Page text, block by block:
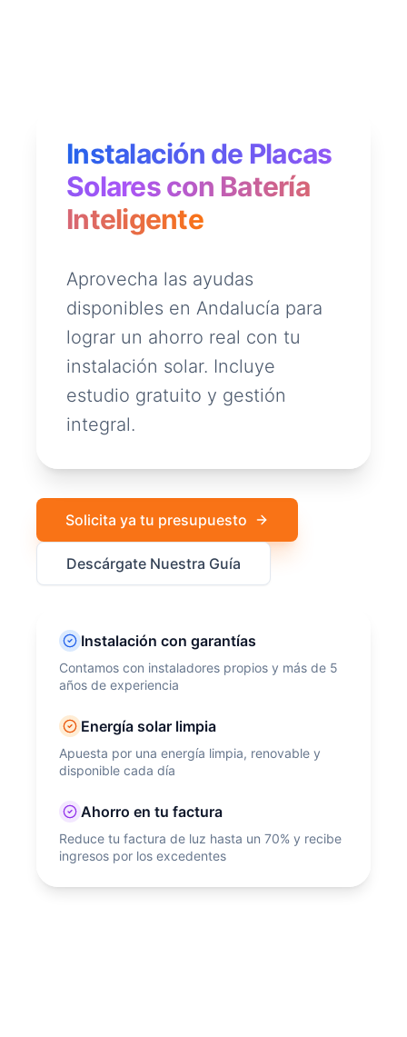
Instalación de Placas
Solares con Batería
Inteligente
Aprovecha las ayudas
disponibles en Andalucía para
lograr un ahorro real con tu
instalación solar. Incluye
estudio gratuito y gestión
integral.
Solicita ya tu presupuesto
Descárgate Nuestra Guía
Instalación con garantías
Contamos con instaladores propios y más de 5
años de experiencia
Energía solar limpia
Apuesta por una energía limpia, renovable y
disponible cada día
Ahorro en tu factura
Reduce tu factura de luz hasta un 70% y recibe
ingresos por los excedentes